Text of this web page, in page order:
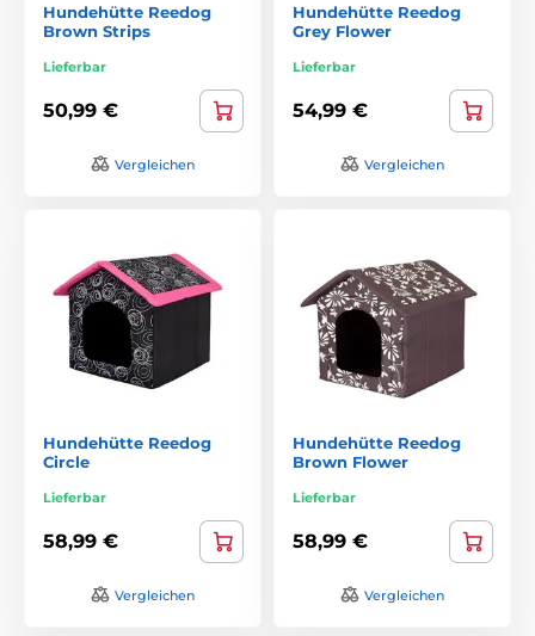
Hundehütte Reedog
Brown Strips
Lieferbar
50,99 €
Vergleichen
Hundehütte Reedog
Grey Flower
Lieferbar
54,99 €
Vergleichen
Hundehütte Reedog
Circle
Lieferbar
58,99 €
Vergleichen
Hundehütte Reedog
Brown Flower
Lieferbar
58,99 €
Vergleichen